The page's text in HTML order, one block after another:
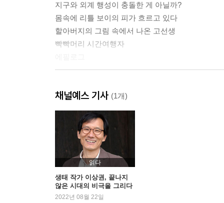
지구와 외계 행성이 충돌한 게 아닐까?
몸속에 리틀 보이의 피가 흐르고 있다
할아버지의 그림 속에서 나온 고선생
빡빡머리 시간여행자
채널예스 기사 (1개)
읽다
생태 작가 이상권, 끝나지
않은 시대의 비극을 그리다
2022년 08월 22일